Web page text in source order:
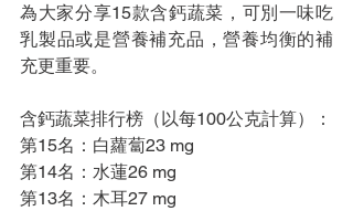
為大家分享15款含鈣蔬菜，可別一味吃
乳製品或是營養補充品，營養均衡的補
充更重要。
含鈣蔬菜排行榜（以每100公克計算）：
第15名：白蘿蔔23 mg
第14名：水蓮26 mg
第13名：木耳27 mg